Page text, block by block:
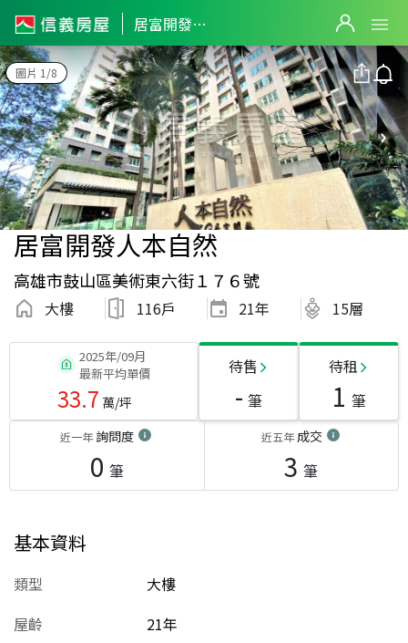
居富開發人本自然
圖片 1/8
居富開發人本自然
高雄市鼓山區美術東六街１７６號
大樓 116戶 21年 15層
2025年/09月
最新平均單價
33.7 萬/坪
待售
- 筆
待租
1 筆
近一年詢問度
0 筆
近五年成交
3 筆
基本資料
類型
大樓
屋齡
21年